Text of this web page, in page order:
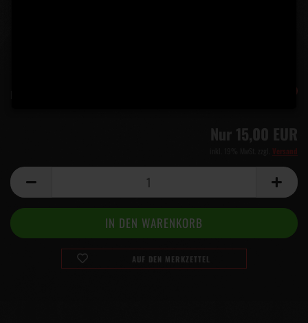
Nur 15,00 EUR
Versand
AUF DEN MERKZETTEL